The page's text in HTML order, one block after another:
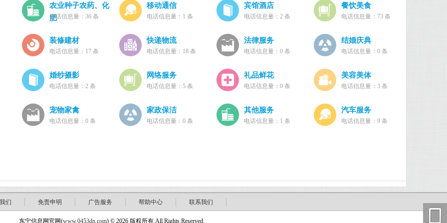
农业种子农药、化
肥
电话信息量：36 条
移动通信
电话信息量：1 条
宾馆酒店
电话信息量：2 条
餐饮美食
电话信息量：73 条
装修建材
电话信息量：17 条
快递物流
电话信息量：18 条
法律服务
电话信息量：0 条
结婚庆典
电话信息量：0 条
婚纱摄影
电话信息量：2 条
网络服务
电话信息量：5 条
礼品鲜花
电话信息量：0 条
美容美体
电话信息量：3 条
宠物家禽
电话信息量：0 条
家政保洁
电话信息量：0 条
其他服务
电话信息量：1 条
汽车服务
电话信息量：9 条
们 免责申明 广告服务 帮助中心 联系我们
东宁信息网官网(www.0453dn.com) © 2026 版权所有 All Rights Reserved.